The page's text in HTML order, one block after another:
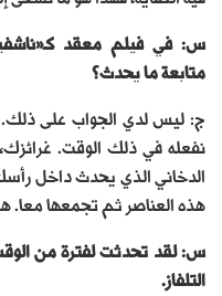
س: في فيلم معقد
متابعة ما يحدث؟
ج: ليس لدي الجواب على
نفعله في ذلك الوقت.
الدخاني الذي يحدث داخل
هذه العناصر ثم تجمعها معا.
س: لقد تحدثت لفترة من
التلفاز.